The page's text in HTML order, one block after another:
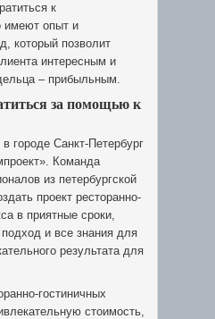
к
имеют опыт и
который позволит
интересным и
– прибыльным.
за помощью к
городе Санкт-Петербург
Команда
из петербургской
проект ресторанно-
в приятные сроки,
и все знания для
результата для
гостиничных
стоимость,